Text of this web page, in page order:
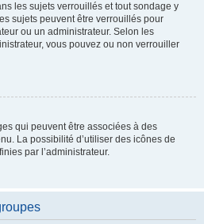
les sujets verrouillés et tout sondage y
sujets peuvent être verrouillés pour
ou un administrateur. Selon les
vous pouvez ou non verrouiller
qui peuvent être associées à des
La possibilité d’utiliser des icônes de
par l’administrateur.